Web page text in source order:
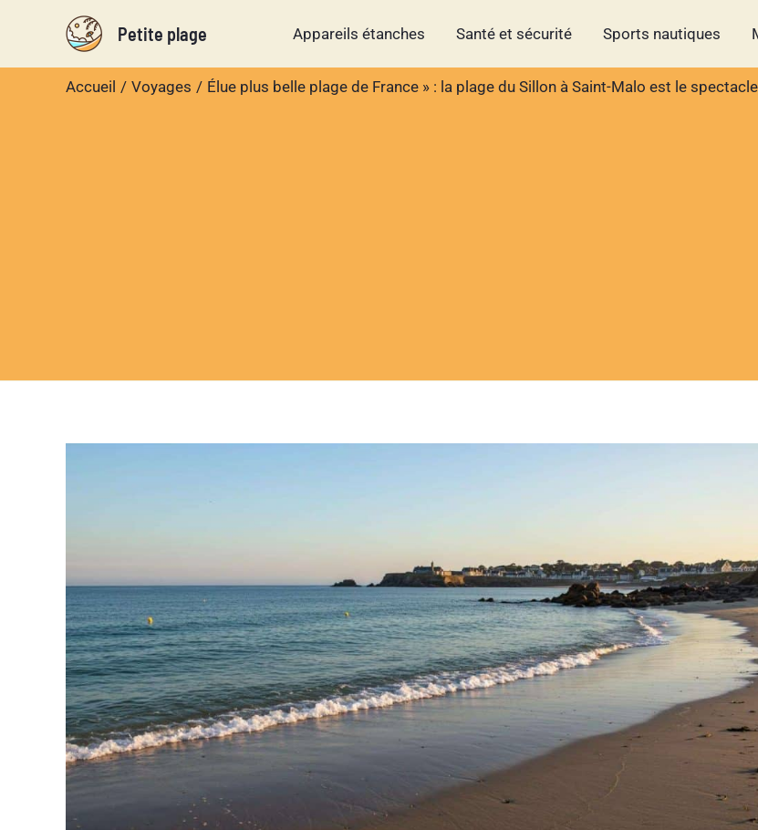
contenu
Petite plage Appareils étanches Santé et sécurité Sports nautiques
Accueil Voyages Élue plus belle plage de France » : la plage du Sillon à Saint-Malo est le